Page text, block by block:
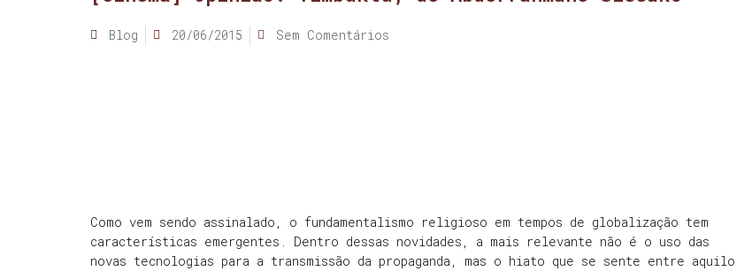
Blog 20/06/2015 Sem Comentários
Como vem sendo assinalado, o fundamentalismo religioso em tempos de globalização tem
características emergentes. Dentro dessas novidades, a mais relevante não é o uso das
novas tecnologias para a transmissão da propaganda, mas o hiato que se sente entre aquilo